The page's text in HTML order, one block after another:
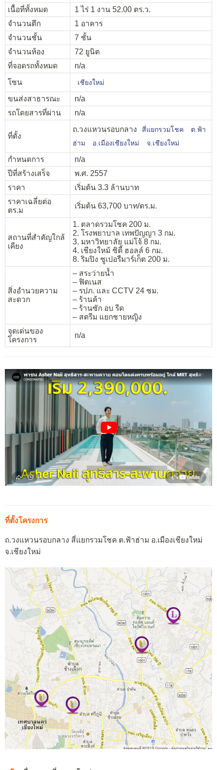
เนื้อที่ทั้งหมด
1 ไร่ 1 งาน 52.00 ตร.ว.
จำนวนตึก
1 อาคาร
จำนวนชั้น
7 ชั้น
จำนวนห้อง
72 ยูนิต
ที่จอดรถทั้งหมด
n/a
โซน
เชียงใหม่
ขนส่งสาธารณะ
n/a
รถโดยสารที่ผ่าน
n/a
ที่ตั้ง
ถ.วงแหวนรอบกลาง สี่แยกรวมโชค
ต.ฟ้า
ฮ่าม
อ.เมืองเชียงใหม่ จ.เชียงใหม่
กำหนดการ
n/a
ปีที่สร้างเสร็จ
พ.ศ. 2557
ราคา
เริ่มต้น 3.3 ล้านบาท
ราคาเฉลี่ยต่อ
ตร.ม
เริ่มต้น 63,700 บาท/ตร.ม.
สถานที่สำคัญใกล้
เคียง
1. ตลาดรวมโชค 200 ม.
2. โรงพยาบาล เทพปัญญา 3 กม.
3. มหาวิทยาลัย แม่โจ้ 8 กม.
4. เชียงใหม้ ซิตี้ ฮอลล์ 6 กม.
8. ริมปิง ซูเปอรืมาร์เก็ต 200 ม.
สิ่งอำนวยความ
สะดวก
– สระว่ายน้ำ
– ฟิตเนส
– รปภ. และ CCTV 24 ชม.
– ร้านค้า
– ร้านซัก อบ รีด
– สตรีม แยกชายหญิง
จุดเด่นของ
โครงการ
n/a
ที่ตั้งโครงการ
ถ.วงแหวนรอบกลาง สี่แยกรวมโชค ต.ฟ้าฮ่าม อ.เมืองเชียงใหม่
จ.เชียงใหม่